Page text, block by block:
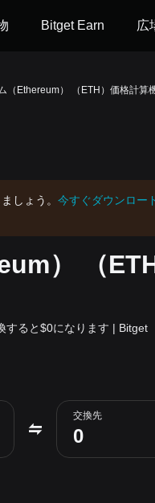
Bitget Earn 広
（Ethereum） （ETH）価格計算
しょう。 今すぐダウンロー
） （
すると$0になります | Bitget
交換先